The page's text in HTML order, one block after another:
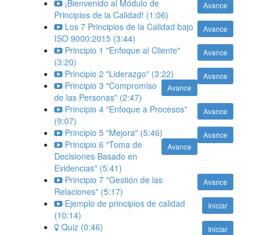
Avance
¡Bienvenido al Módulo de
Principios de la Calidad! (1:06)
Avance
Los 7 Principios de la Calidad bajo
ISO 9000:2015 (3:44)
Avance
Principio 1 "Enfoque al Cliente"
(3:20)
Avance
Principio 2 "Liderazgo" (3:22)
Avance
Principio 3 "Compromiso
de las Personas" (2:47)
Avance
Principio 4 "Enfoque a Procesos"
(9:07)
Avance
Principio 5 "Mejora" (5:46)
Avance
Principio 6 "Toma de
Decisiones Basado en
Evidencias" (5:41)
Avance
Principio 7 "Gestión de las
Relaciones" (5:17)
Iniciar
Ejemplo de principios de calidad
(10:14)
Iniciar
Quiz (0:46)